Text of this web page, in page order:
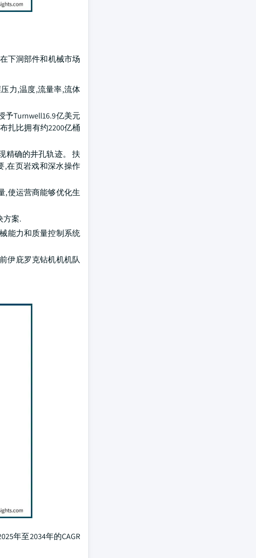
下洞部件和机械市场
力,温度,流量率,流体
Turnwell16.9亿美元
扎比拥有约2200亿桶
精确的井孔轨迹。 扶
,在页岩戏和深水操作
,使运营商能够优化生
方案.
能力和质量控制系统
伊庇罗克钻机机机队
年至2034年的CAGR